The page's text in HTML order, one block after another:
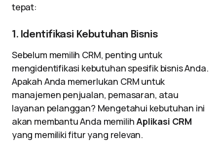
tepat:
1. Identifikasi Kebutuhan Bisnis
Sebelum memilih CRM, penting untuk
mengidentifikasi kebutuhan spesifik bisnis Anda.
Apakah Anda memerlukan CRM untuk
manajemen penjualan, pemasaran, atau
layanan pelanggan? Mengetahui kebutuhan ini
akan membantu Anda memilihAplikasi CRM
yang memiliki fitur yang relevan.